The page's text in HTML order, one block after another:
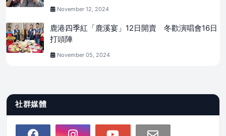
November 12, 2024
鹿港四季紅「鹿溪宴」12日開賣 冬歡演唱會16日
打頭陣
November 05, 2024
社群媒體